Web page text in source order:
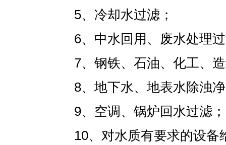
5、冷却水过滤；
6、中水回用、废水处理
7、钢铁、石油、化工、
8、地下水、地表水除浊
9、空调、锅炉回水过滤；
10、对水质有要求的设备